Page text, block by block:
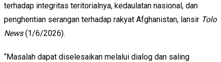
terhadap integritas teritorialnya, kedaulatan nasional, dan
penghentian serangan terhadap rakyat Afghanistan, lansir Tolo
News(1/6/2026).
“Masalah dapat diselesaikan melalui dialog dan saling